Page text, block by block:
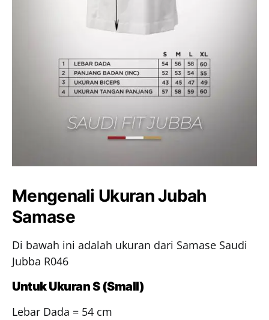
Mengenali Ukuran Jubah
Samase
Di bawah ini adalah ukuran dari Samase Saudi
Jubba R046
Untuk Ukuran S (Small)
Lebar Dada = 54 cm